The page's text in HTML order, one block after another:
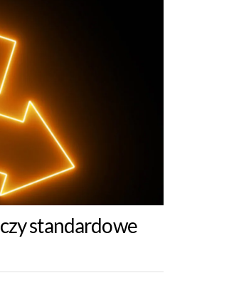
standardowe